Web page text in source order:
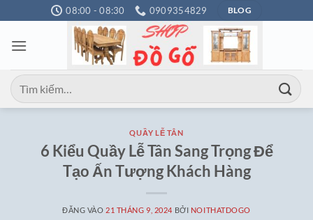
qua
nội
08:00 - 08:30 0909354829 BLOG
Tìm
kiếm:
QUẦY LỄ TÂN
6 Kiểu Quầy Lễ Tân Sang Trọng Để
Tạo Ấn Tượng Khách Hàng
ĐĂNG VÀO 21 THÁNG 9, 2024 BỞI NOITHATDOGO